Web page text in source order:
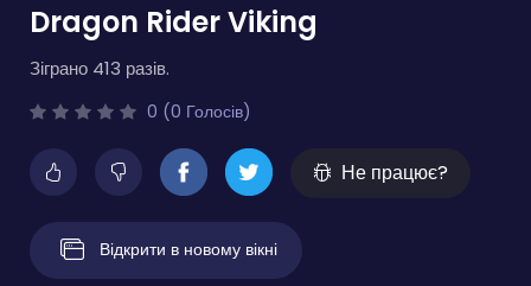
Dragon Rider Viking
Зіграно 413 разів.
0 (0 Голосів)
Не працює?
Відкрити в новому вікні